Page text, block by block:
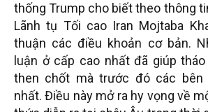
thống Trump cho biết theo thông
Lãnh tụ Tối cao Iran Mojtaba
thuận các điều khoản cơ bản.
luận ở cấp cao nhất đã giúp
then chốt mà trước đó các bên
nhất. Điều này mở ra hy vọng về